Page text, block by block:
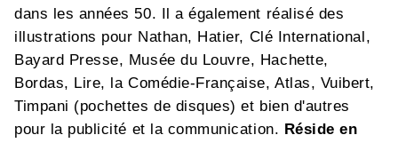
dans les années 50. Il a également réalisé des
illustrations pour Nathan, Hatier, Clé International,
Bayard Presse, Musée du Louvre, Hachette,
Bordas, Lire, la Comédie-Française, Atlas, Vuibert,
Timpani (pochettes de disques) et bien d'autres
pour la publicité et la communication. Réside en